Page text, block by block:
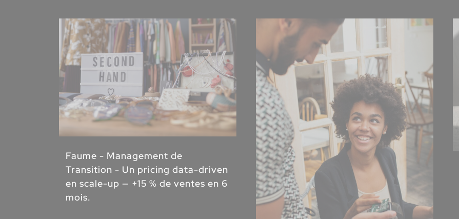
Faume - Management de
Transition - Un pricing data-driven
en scale-up — +15 % de ventes en 6
mois.